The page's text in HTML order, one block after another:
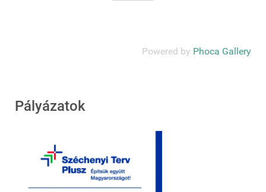
Powered by Phoca Gallery
Pályázatok